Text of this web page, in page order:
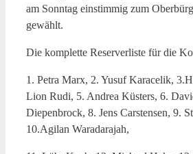
am Sonntag einstimmig zum
gewählt.
Die komplette Reserverliste für die
1. Petra Marx, 2. Yusuf Karacelik,
Lion Rudi, 5. Andrea Küsters, 6.
Diepenbrock, 8. Jens Carstensen, 9.
10.Agilan Waradarajah,